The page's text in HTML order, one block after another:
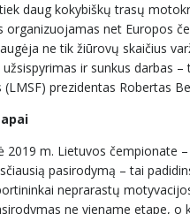
daug kokybiškų trasų
organizuojamas net Europos
ne tik žiūrovų skaičius
ir sunkus darbas
prezidentas Robertas
2019 m. Lietuvos čempionate
pasirodymą – tai
neprarastų
ne viename etape,